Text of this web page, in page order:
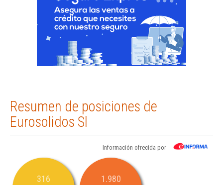
Resumen de posiciones de
Eurosolidos Sl
Información ofrecida por
316 1.980